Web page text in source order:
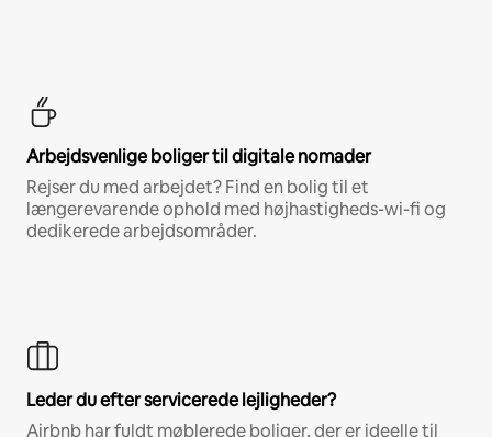
Arbejdsvenlige boliger til digitale nomader
Rejser du med arbejdet? Find en bolig til et
længerevarende ophold med højhastigheds-wi-fi og
dedikerede arbejdsområder.
Leder du efter servicerede lejligheder?
Airbnb har fuldt møblerede boliger, der er ideelle til